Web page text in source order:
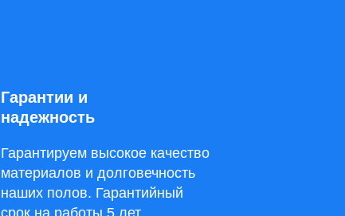
Гарантии и
надежность
Гарантируем высокое качество
материалов и долговечность
наших полов. Гарантийный
срок на работы 5 лет